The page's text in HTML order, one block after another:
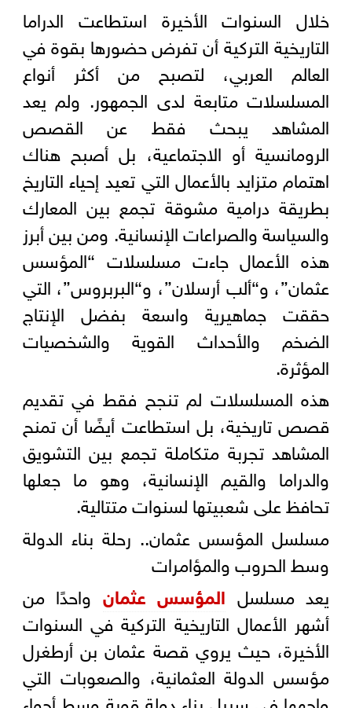
خلال السنوات الأخيرة استطاعت الدراما
التاريخية التركية أن تفرض حضورها بقوة في
العالم العربي، لتصبح من أكثر أنواع
المسلسلات متابعة لدى الجمهور. ولم يعد
المشاهد يبحث فقط عن القصص
الرومانسية أو الاجتماعية، بل أصبح هناك
اهتمام متزايد بالأعمال التي تعيد إحياء التاريخ
بطريقة درامية مشوقة تجمع بين المعارك
والسياسة والصراعات الإنسانية. ومن بين أبرز
هذه الأعمال جاءت مسلسلات “المؤسس
عثمان”، و“ألب أرسلان”، و“البربروس”، التي
حققت جماهيرية واسعة بفضل الإنتاج
الضخم والأحداث القوية والشخصيات
المؤثرة.
هذه المسلسلات لم تنجح فقط في تقديم
قصص تاريخية، بل استطاعت أيضًا أن تمنح
المشاهد تجربة متكاملة تجمع بين التشويق
والدراما والقيم الإنسانية، وهو ما جعلها
تحافظ على شعبيتها لسنوات متتالية.
مسلسل المؤسس عثمان.. رحلة بناء الدولة
وسط الحروب والمؤامرات
يعد مسلسل المؤسس عثمان واحدًا من
أشهر الأعمال التاريخية التركية في السنوات
الأخيرة، حيث يروي قصة عثمان بن أرطغرل
مؤسس الدولة العثمانية، والصعوبات التي
واجهها في سبيل بناء دولة قوية وسط أجواء